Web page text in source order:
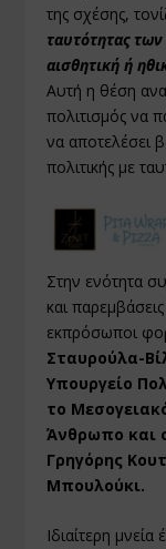
της σχέσης,
ταυτότητας
αισθητική ή
Αυτή η θέση
πολιτισμός να
να αποτελέσει
πολιτικής με
Στην ενότητα
και
εκπρόσωποι
Σταυρούλα-
Υπουργείο
το
Άνθρωπο και
Γρηγόρης
Μπουλούκι.
Ιδιαίτερη